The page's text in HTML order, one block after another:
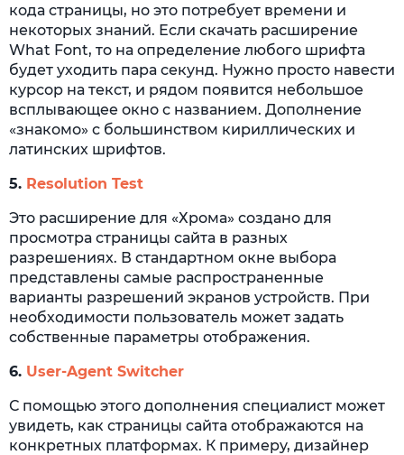
кода страницы, но это потребует времени и
некоторых знаний. Если скачать расширение
What Font, то на определение любого шрифта
будет уходить пара секунд. Нужно просто навести
курсор на текст, и рядом появится небольшое
всплывающее окно с названием. Дополнение
«знакомо» с большинством кириллических и
латинских шрифтов.
5. Resolution Test
Это расширение для «Хрома» создано для
просмотра страницы сайта в разных
разрешениях. В стандартном окне выбора
представлены самые распространенные
варианты разрешений экранов устройств. При
необходимости пользователь может задать
собственные параметры отображения.
6. User-Agent Switcher
С помощью этого дополнения специалист может
увидеть, как страницы сайта отображаются на
конкретных платформах. К примеру, дизайнер